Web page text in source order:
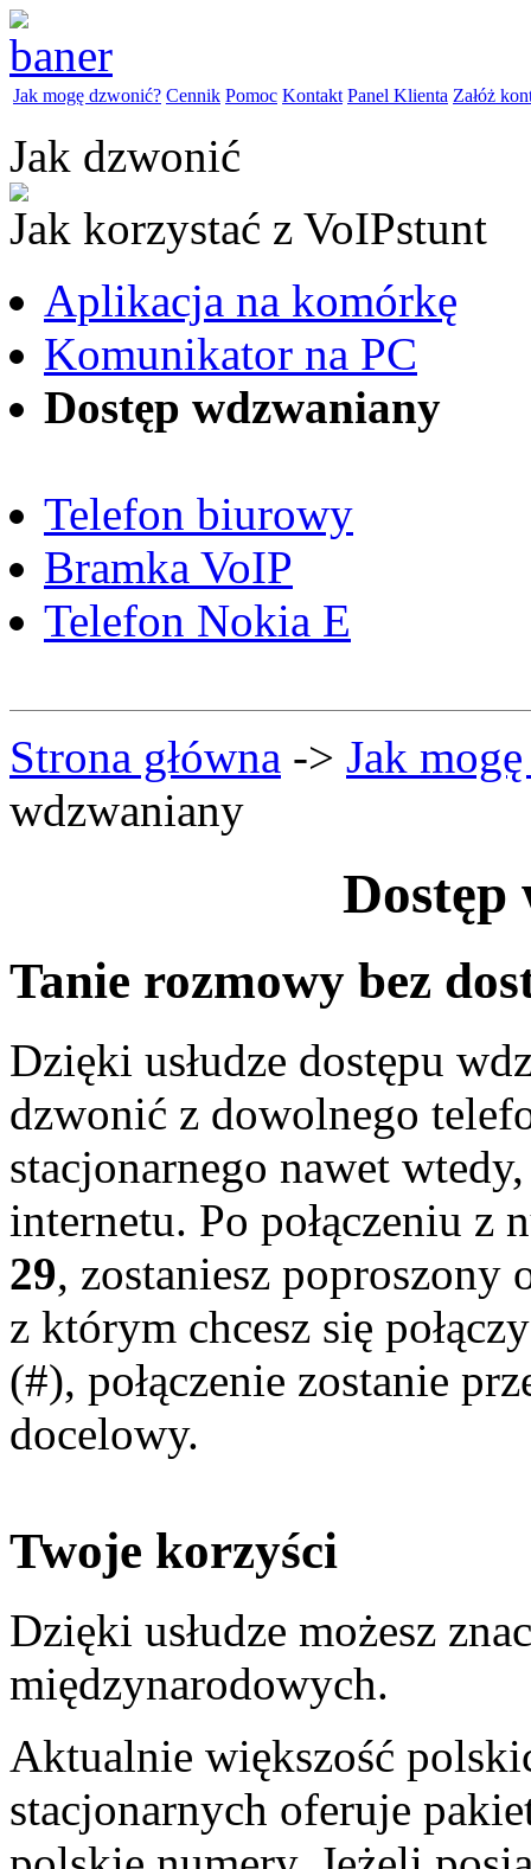
Jak mogę dzwonić? Cennik Pomoc Kontakt Panel Klienta Załóż
Jak dzwonić
Jak korzystać z VoIPstunt
Aplikacja na komórkę
Komunikator na PC
Dostęp wdzwaniany
Telefon biurowy
Bramka VoIP
Telefon Nokia E
Strona główna -> Jak
wdzwaniany
Dostęp
Tanie rozmowy bez
Dzięki usłudze dostępu
dzwonić z dowolnego
stacjonarnego nawet
internetu. Po połączeniu z
29, zostaniesz
z którym chcesz się
(#), połączenie zostanie
docelowy.
Twoje korzyści
Dzięki usłudze możesz
międzynarodowych.
Aktualnie większość
stacjonarnych oferuje